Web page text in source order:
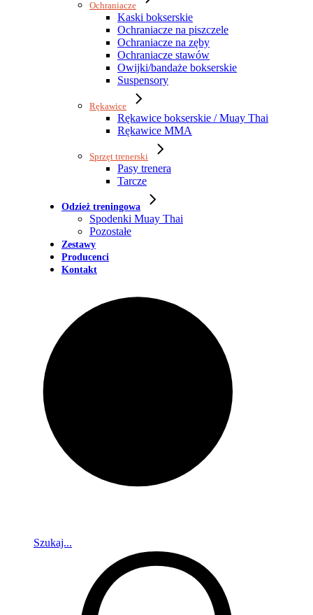
Ochraniacze
Kaski bokserskie
Ochraniacze na piszczele
Ochraniacze na zęby
Ochraniacze stawów
Owijki/bandaże bokserskie
Suspensory
Rękawice
Rękawice bokserskie / Muay Thai
Rękawice MMA
Sprzęt trenerski
Pasy trenera
Tarcze
Odzież treningowa
Spodenki Muay Thai
Pozostałe
Zestawy
Producenci
Kontakt
Szukaj...